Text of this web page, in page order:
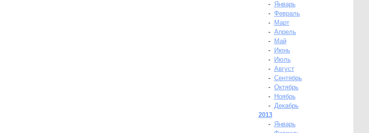
-
Январь
- Февраль
-
Март
- Апрель
-
Май
-
Июнь
-
Июль
- Август
- Сентябрь
- Октябрь
-
Ноябрь
- Декабрь
2013
-
Январь